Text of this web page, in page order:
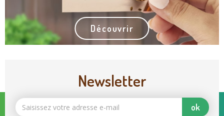
Découvrir
Newsletter
ok